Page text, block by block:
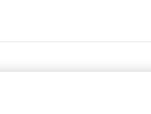
veiligheidsbrillen of zonnebrillen,